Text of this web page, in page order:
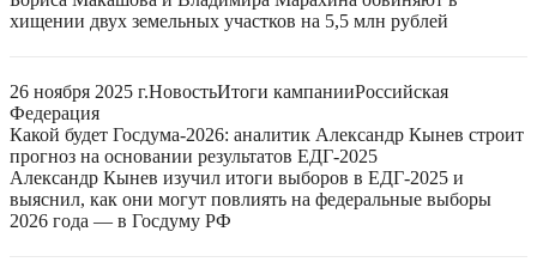
хищении двух земельных участков на 5,5 млн рублей
26 ноября 2025 г.НовостьИтоги кампанииРоссийская
Федерация
Какой будет Госдума-2026: аналитик Александр Кынев строит
прогноз на основании результатов ЕДГ-2025
Александр Кынев изучил итоги выборов в ЕДГ-2025 и
выяснил, как они могут повлиять на федеральные выборы
2026 года — в Госдуму РФ